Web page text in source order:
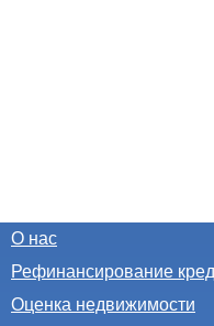
О нас
Рефинансирование
Оценка недвижимости